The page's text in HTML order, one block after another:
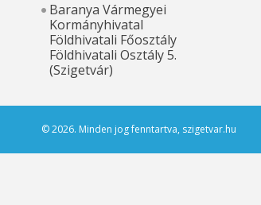
Baranya Vármegyei
Kormányhivatal
Földhivatali Főosztály
Földhivatali Osztály 5.
(Szigetvár)
© 2026. Minden jog fenntartva, szigetvar.hu